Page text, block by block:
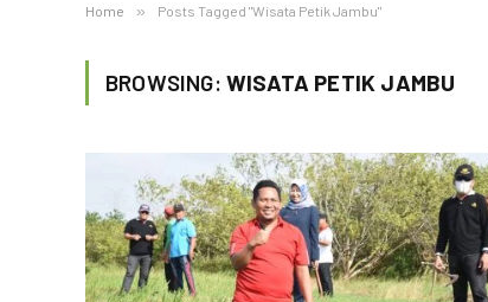
Home » Posts Tagged "Wisata Petik Jambu"
BROWSING: WISATA PETIK JAMBU